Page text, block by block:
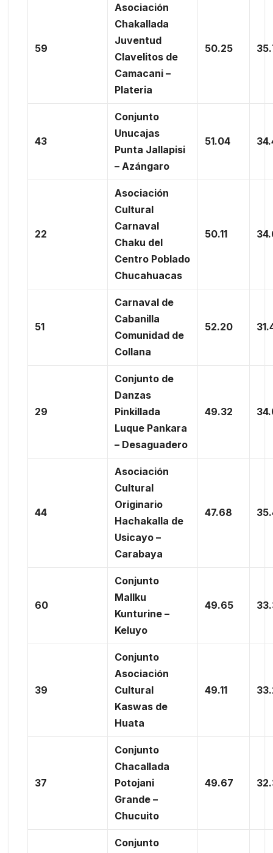
59
Asociación
Chakallada
Juventud
Clavelitos de
Camacani –
Plateria
50.25
43
Conjunto
Unucajas
Punta Jallapisi
– Azángaro
51.04
22
Asociación
Cultural
Carnaval
Chaku del
Centro Poblado
Chucahuacas
50.11
51
Carnaval de
Cabanilla
Comunidad de
Collana
52.20
29
Conjunto de
Danzas
Pinkillada
Luque Pankara
– Desaguadero
49.32
44
Asociación
Cultural
Originario
Hachakalla de
Usicayo –
Carabaya
47.68
60
Conjunto
Mallku
Kunturine –
Keluyo
49.65
39
Conjunto
Asociación
Cultural
Kaswas de
Huata
49.11
37
Conjunto
Chacallada
Potojani
Grande –
Chucuito
49.67
Conjunto